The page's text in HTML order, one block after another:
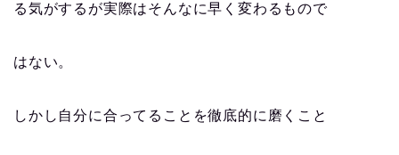
る気がするが実際はそんなに早く変わるもので
はない。
しかし自分に合ってることを徹底的に磨くこと